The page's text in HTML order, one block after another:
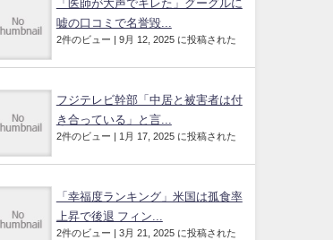
「医師が大声でキレた」グーグルに
嘘の口コミで名誉毀...
2件のビュー 9月 12, 2025 に投稿された
フジテレビ幹部「中居と被害者は付
き合っている」と言...
2件のビュー 1月 17, 2025 に投稿された
「幸福度ランキング」米国は孤食率
上昇で後退 フィン...
2件のビュー 3月 21, 2025 に投稿された